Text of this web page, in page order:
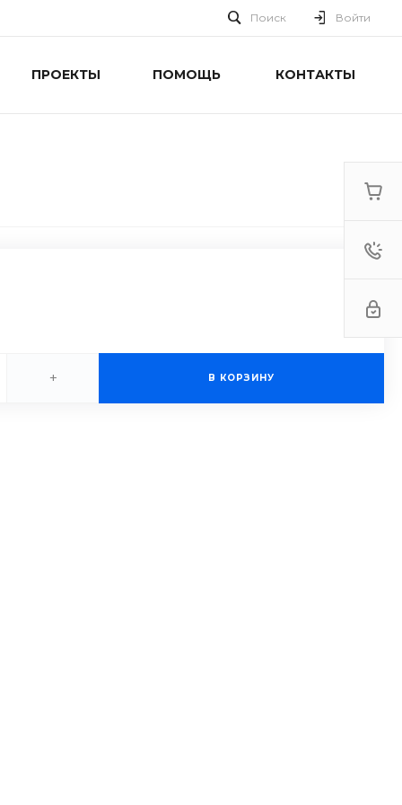
Поиск Войти
ПРОЕКТЫ ПОМОЩЬ КОНТАКТЫ
+ В КОРЗИНУ